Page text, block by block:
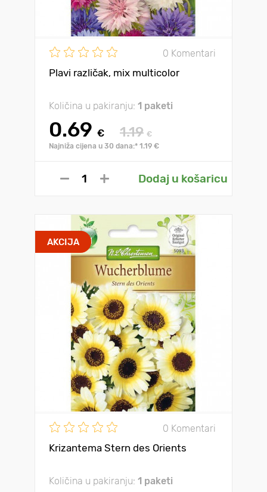
0 Komentari
Plavi različak, mix multicolor
Količina u pakiranju: 1 paketi
0.69 € 1.19 €
Najniža cijena u 30 dana:* 1.19 €
Dodaj u košaricu
AKCIJA
0 Komentari
Krizantema Stern des Orients
Količina u pakiranju: 1 paketi